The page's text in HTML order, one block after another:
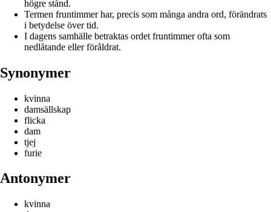
högre stånd.
Termen fruntimmer har, precis som många andra ord, förändrats
i betydelse över tid.
I dagens samhälle betraktas ordet fruntimmer ofta som
nedlåtande eller föråldrat.
Synonymer
kvinna
damsällskap
flicka
dam
tjej
furie
Antonymer
kvinna